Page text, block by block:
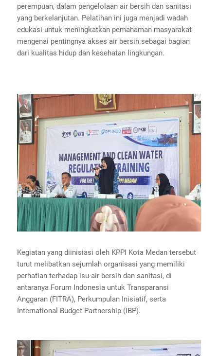
perempuan, dalam pengelolaan air bersih dan sanitasi
yang berkelanjutan. Pelatihan ini juga menjadi wadah
edukasi untuk meningkatkan pemahaman masyarakat
mengenai pentingnya akses air bersih sebagai bagian
dari kualitas hidup dan kesehatan lingkungan.
Kegiatan yang diinisiasi oleh KPPI Kota Medan tersebut
turut melibatkan sejumlah organisasi yang memiliki
perhatian terhadap isu air bersih dan sanitasi, di
antaranya Forum Indonesia untuk Transparansi
Anggaran (FITRA), Perkumpulan Inisiatif, serta
International Budget Partnership (IBP).